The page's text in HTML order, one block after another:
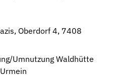
Oberdorf 4, 7408
Umnutzung Waldhütte